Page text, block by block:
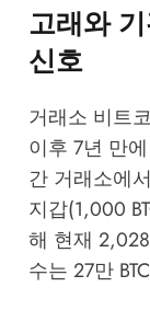
고래와
신호
거래소 비트
이후 7년 만
간 거래소에
지갑(1,000
해 현재
수는 27만